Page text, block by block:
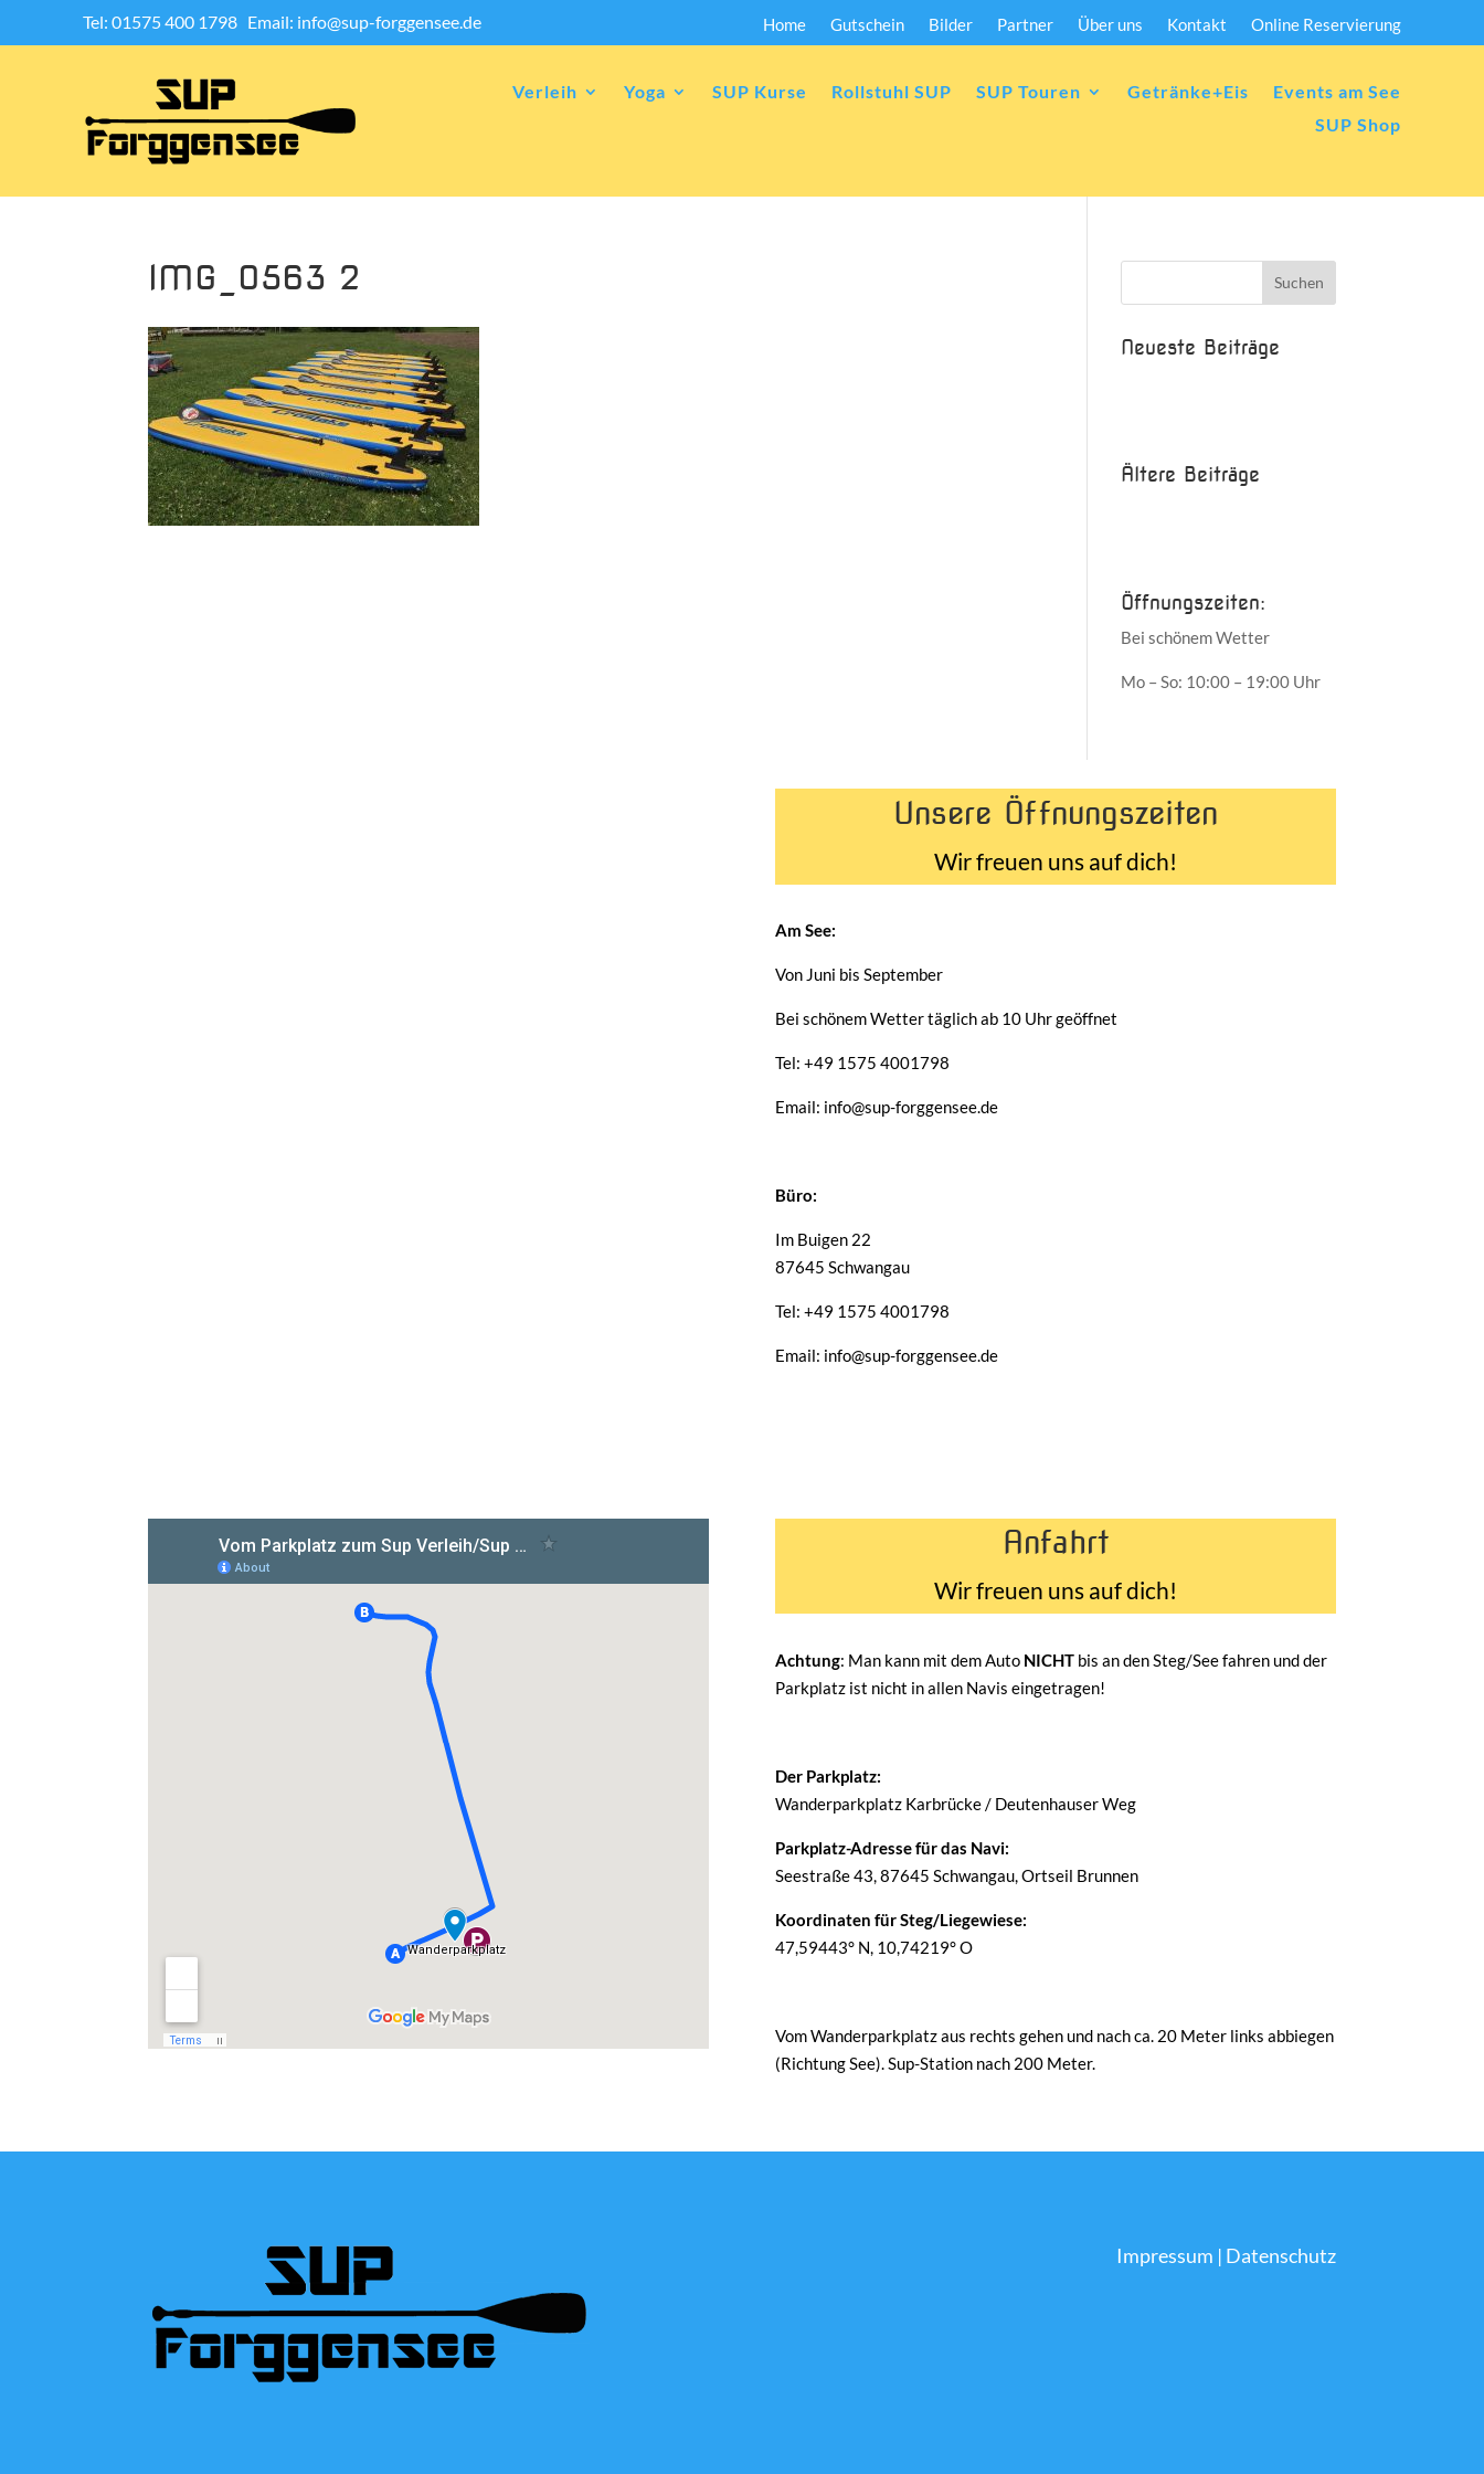
Tel: 01575 400 1798 Email: info@sup-forggensee.de Home Gutschein Bilder Partner Über uns Kontakt Online Reservierung
Verleih Yoga SUP Kurse Rollstuhl SUP SUP Touren Getränke+Eis
Events am See
SUP Shop
IMG_0563 2
Neueste Beiträge
Ältere Beiträge
Öffnungszeiten:
Bei schönem Wetter
Mo – So: 10:00 – 19:00 Uhr
Unsere Öffnungszeiten
Wir freuen uns auf dich!
Am See:
Von Juni bis September
Bei schönem Wetter täglich ab 10 Uhr geöffnet
Tel: +49 1575 4001798
Email: info@sup-forggensee.de
Büro:
Im Buigen 22
87645 Schwangau
Tel: +49 1575 4001798
Email: info@sup-forggensee.de
Anfahrt
Wir freuen uns auf dich!
Achtung: Man kann mit dem Auto NICHT bis an den Steg/See fahren und der
Parkplatz ist nicht in allen Navis eingetragen!
Der Parkplatz:
Wanderparkplatz Karbrücke / Deutenhauser Weg
Parkplatz-Adresse für das Navi:
Seestraße 43, 87645 Schwangau, Ortseil Brunnen
Koordinaten für Steg/Liegewiese:
47,59443° N, 10,74219° O
Vom Wanderparkplatz aus rechts gehen und nach ca. 20 Meter links abbiegen
(Richtung See). Sup-Station nach 200 Meter.
Impressum | Datenschutz